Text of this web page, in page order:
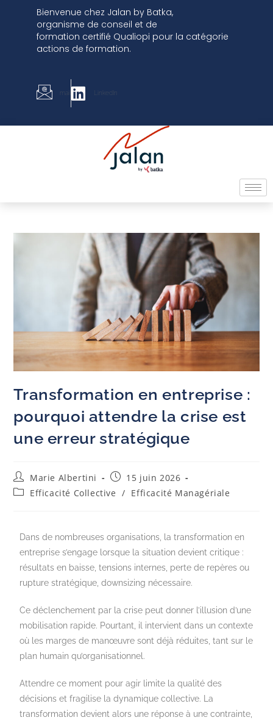
Bienvenue chez Jalan by Batka,
organisme de conseil et de
formation certifié Qualiopi pour la catégorie
actions de formation.
mail LinkedIn
Transformation en entreprise :
pourquoi attendre la crise est
une erreur stratégique
Marie Albertini
15 juin 2026
Efficacité Collective / Efficacité Managériale
Dans de nombreuses organisations, la transformation en
entreprise s’engage lorsque la situation devient critique :
résultats en baisse, tensions internes, perte de repères ou
rupture stratégique, downsizing nécessaire.
Ce déclenchement par la crise peut donner l’illusion d’une
mobilisation rapide. Pourtant, il intervient dans un contexte
où les marges de manœuvre sont déjà réduites, tant sur le
plan humain qu’organisationnel.
Attendre ce moment pour agir limite la qualité des
décisions et fragilise la dynamique collective. La
transformation devient alors une réponse à une contrainte,